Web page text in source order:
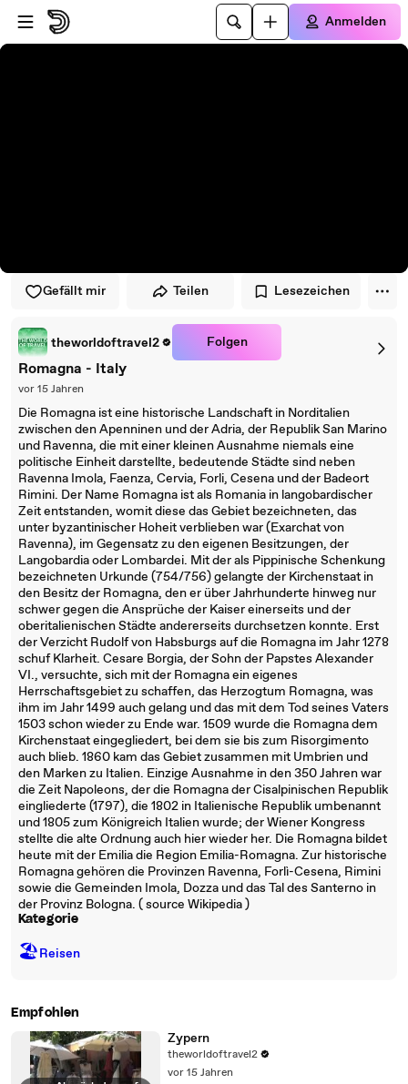
Zum Player springen
Zum Hauptinhalt springen
Anmelden
Gefällt mir Teilen Lesezeichen
theworldoftravel2 Folgen
Romagna - Italy
vor 15 Jahren
Die Romagna ist eine historische Landschaft in Norditalien
zwischen den Apenninen und der Adria, der Republik San Marino
und Ravenna, die mit einer kleinen Ausnahme niemals eine
politische Einheit darstellte, bedeutende Städte sind neben
Ravenna Imola, Faenza, Cervia, Forli, Cesena und der Badeort
Rimini. Der Name Romagna ist als Romania in langobardischer
Zeit entstanden, womit diese das Gebiet bezeichneten, das
unter byzantinischer Hoheit verblieben war (Exarchat von
Ravenna), im Gegensatz zu den eigenen Besitzungen, der
Langobardia oder Lombardei. Mit der als Pippinische Schenkung
bezeichneten Urkunde (754/756) gelangte der Kirchenstaat in
den Besitz der Romagna, den er über Jahrhunderte hinweg nur
schwer gegen die Ansprüche der Kaiser einerseits und der
oberitalienischen Städte andererseits durchsetzen konnte. Erst
der Verzicht Rudolf von Habsburgs auf die Romagna im Jahr 1278
schuf Klarheit. Cesare Borgia, der Sohn der Papstes Alexander
VI., versuchte, sich mit der Romagna ein eigenes
Herrschaftsgebiet zu schaffen, das Herzogtum Romagna, was
ihm im Jahr 1499 auch gelang und das mit dem Tod seines Vaters
1503 schon wieder zu Ende war. 1509 wurde die Romagna dem
Kirchenstaat eingegliedert, bei dem sie bis zum Risorgimento
auch blieb. 1860 kam das Gebiet zusammen mit Umbrien und
den Marken zu Italien. Einzige Ausnahme in den 350 Jahren war
die Zeit Napoleons, der die Romagna der Cisalpinischen Republik
eingliederte (1797), die 1802 in Italienische Republik umbenannt
und 1805 zum Königreich Italien wurde; der Wiener Kongress
stellte die alte Ordnung auch hier wieder her. Die Romagna bildet
heute mit der Emilia die Region Emilia-Romagna. Zur historische
Romagna gehören die Provinzen Ravenna, Forlì-Cesena, Rimini
sowie die Gemeinden Imola, Dozza und das Tal des Santerno in
der Provinz Bologna. ( source Wikipedia )
Kategorie
🏖Reisen
Empfohlen
Zypern
theworldoftravel2
vor 15 Jahren